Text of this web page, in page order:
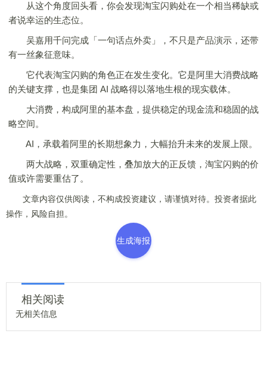
从这个角度回头看，你会发现淘宝闪购处在一个相当稀缺或
者说幸运的生态位。
吴嘉用千问完成「一句话点外卖」，不只是产品演示，还带
有一丝象征意味。
它代表淘宝闪购的角色正在发生变化。它是阿里大消费战略
的关键支撑，也是集团 AI 战略得以落地生根的现实载体。
大消费，构成阿里的基本盘，提供稳定的现金流和稳固的战
略空间。
AI，承载着阿里的长期想象力，大幅抬升未来的发展上限。
两大战略，双重确定性，叠加放大的正反馈，淘宝闪购的价
值或许需要重估了。
文章内容仅供阅读，不构成投资建议，请谨慎对待。投资者据此
操作，风险自担。
生成海报
相关阅读
无相关信息